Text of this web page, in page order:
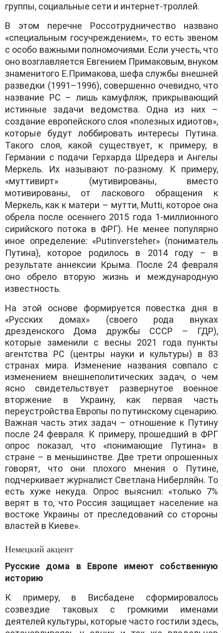
группы, социальные сети и интернет-троллей.
В этом перечне Россотрудничество названо
«специальным госучреждением», то есть звеном
с особо важными полномочиями. Если учесть, что
оно возглавляется Евгением Примаковым, внуком
знаменитого Е.Примакова, шефа службы внешней
разведки (1991–1996), совершенно очевидно, что
название РС – лишь камуфляж, прикрывающий
истинные задачи ведомства. Одна из них –
создание европейского слоя «полезных идиотов»,
которые будут лоббировать интересы Путина.
Такого слоя, какой существует, к примеру, в
Германии с подачи Герхарда Шредера и Ангелы
Меркель. Их называют по-разному. К примеру,
«муттивирт» (мутивированы, вместо
мотивированы, от ласкового обращения к
Меркель, как к матери – мутти, Mutti, которое она
обрела после осеннего 2015 года 1-миллионного
сирийского потока в ФРГ). Не менее популярно
иное определение: «Putinversteher» (пониматель
Путина), которое родилось в 2014 году – в
результате аннексии Крыма. После 24 февраля
оно обрело вторую жизнь и международную
известность.
На этой основе формируется повестка дня в
«Русских домах» (своего рода внуках
дрезденского Дома дружбы СССР – ГДР),
которые заменили с весны 2021 года пункты
агентства РС (центры науки и культуры) в 83
странах мира. Изменение названия совпало с
изменением внешнеполитических задач, о чем
ясно свидетельствует развернутое военное
вторжение в Украину, как первая часть
переустройства Европы по путинскому сценарию.
Важная часть этих задач – отношение к Путину
после 24 февраля. К примеру, прошедший в ФРГ
опрос показал, что «понимающие Путина» в
стране – в меньшинстве. Две трети опрошенных
говорят, что они плохого мнения о Путине,
подчеркивает журналист Светлана Ниберляйн. То
есть хуже некуда. Опрос выяснил: «только 7%
верят в то, что Россия защищает население на
востоке Украины от преследований со стороны
властей в Киеве».
Немецкий акцент
Русские дома в Европе имеют собственную
историю
К примеру, в Висбадене сформировалось
созвездие таковых с громкими именами
деятелей культуры, которые часто гостили здесь,